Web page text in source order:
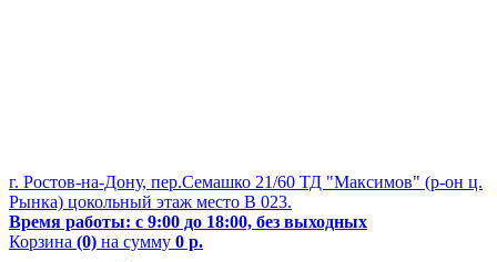
г. Ростов-на-Дону, пер.Семашко 21/60 ТД "Максимов" (р-он ц.
Рынка) цокольный этаж место В 023.
Время работы: с 9:00 до 18:00, без выходных
Корзина (0) на сумму 0 р.